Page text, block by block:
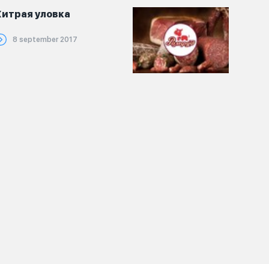
уловка
8 september 2017